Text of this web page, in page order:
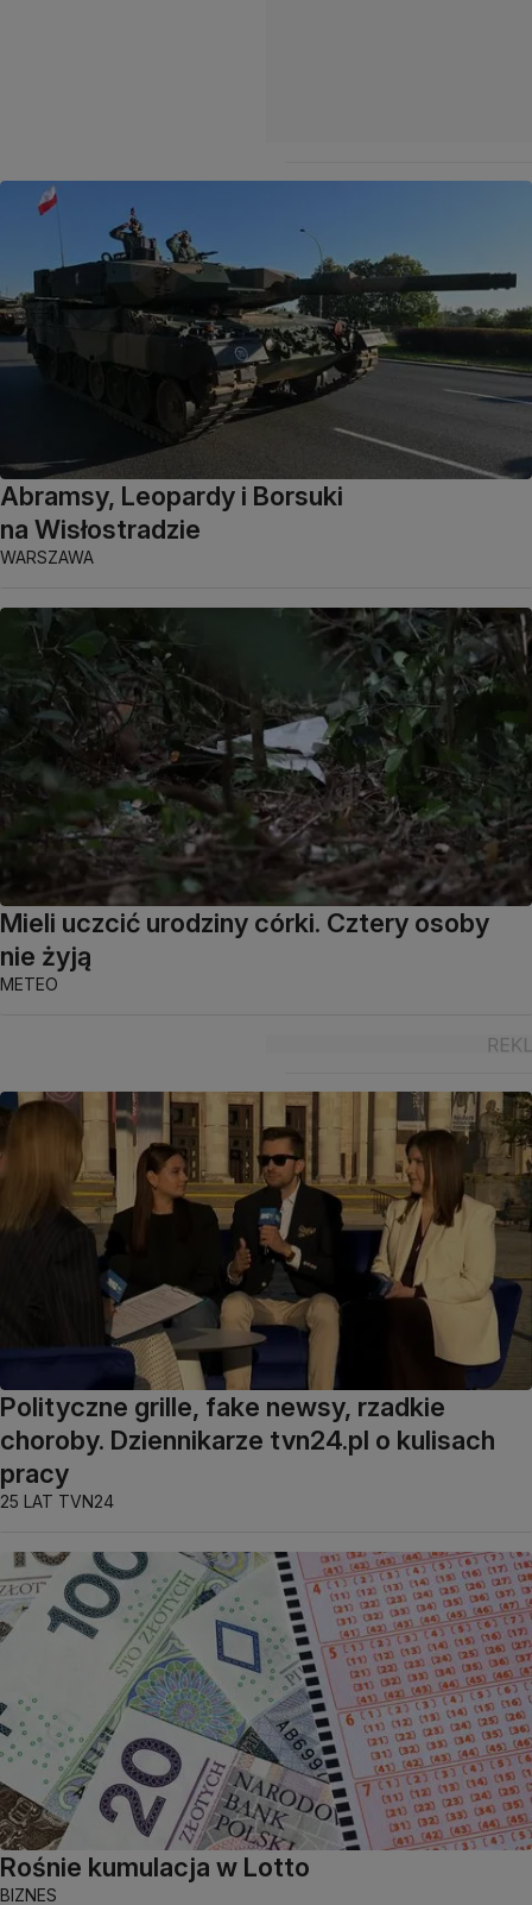
Abramsy, Leopardy i Borsuki
na Wisłostradzie
WARSZAWA
Mieli uczcić urodziny córki. Cztery osoby
nie żyją
METEO
Polityczne grille, fake newsy, rzadkie
choroby. Dziennikarze tvn24.pl o kulisach
pracy
25 LAT TVN24
Rośnie kumulacja w Lotto
BIZNES